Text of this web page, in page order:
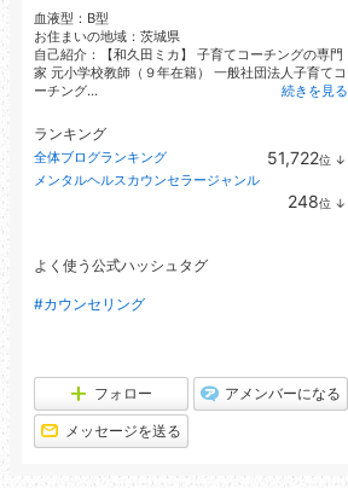
血液型： B型
お住まいの地域： 茨城県
自己紹介：【和久田ミカ】 子育てコーチングの専門
家 元小学校教師（９年在籍） 一般社団法人子育てコ
ーチング...
続きを見る
ランキング
全体ブログランキング 51,722位 ↓
メンタルヘルスカウンセラージャンル
248位 ↓
よく使う公式ハッシュタグ
#カウンセリング
フォロー アメンバーになる
メッセージを送る